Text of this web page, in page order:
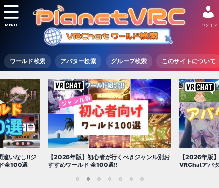
ワールド検索 アバター検索 グループ検索 このサイトについて
ログイン
MENU
心者が行くべきジャンル別お
全100選!!
【2026年版】初心者必見!!無料で使える
VRChatアバター（アバターワールド紹介）